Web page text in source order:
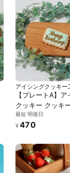
菓子 推し活 推し
アイシングクッキー
【プレートA】
クッキー クッキ
デープレート
HappyBirthday
ジナルケーキ か
菓子
最短 明後日
¥ 470